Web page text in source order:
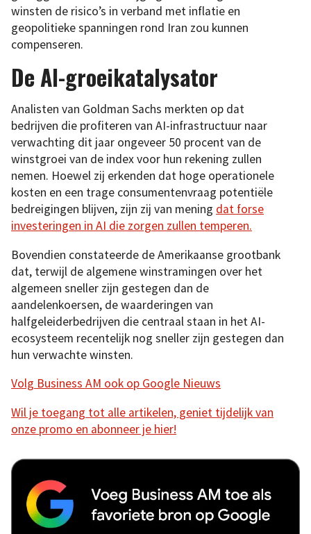
winsten de risico’s in verband met inflatie en
geopolitieke spanningen rond Iran zou kunnen
compenseren.
De AI-groeikatalysator
Analisten van Goldman Sachs merkten op dat
bedrijven die profiteren van AI-infrastructuur naar
verwachting dit jaar ongeveer 50 procent van de
winstgroei van de index voor hun rekening zullen
nemen. Hoewel zij erkenden dat hoge operationele
kosten en een trage consumentenvraag potentiële
bedreigingen blijven, zijn zij van mening dat forse
investeringen in AI die zorgen zullen temperen.
Bovendien constateerde de Amerikaanse grootbank
dat, terwijl de algemene winstramingen over het
algemeen sneller zijn gestegen dan de
aandelenkoersen, de waarderingen van
halfgeleiderbedrijven die centraal staan in het AI-
ecosysteem recentelijk nog sneller zijn gestegen dan
hun verwachte winsten.
Volg Business AM ook op Google Nieuws
Wil je toegang tot alle artikelen, geniet tijdelijk van
onze promo en abonneer je hier!